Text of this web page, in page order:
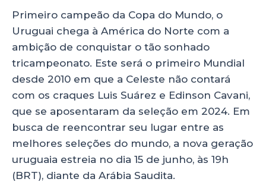
A
p
p
b
o
o
k
dI
n
Primeiro campeão da Copa do Mundo, o
Uruguai chega à América do Norte com a
ambição de conquistar o tão sonhado
tricampeonato. Este será o primeiro Mundial
desde 2010 em que a Celeste não contará
com os craques Luis Suárez e Edinson Cavani,
que se aposentaram da seleção em 2024. Em
busca de reencontrar seu lugar entre as
melhores seleções do mundo, a nova geração
uruguaia estreia no dia 15 de junho, às 19h
(BRT), diante da Arábia Saudita.